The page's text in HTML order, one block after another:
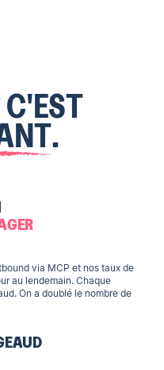
.
via MCP et nos taux de
au lendemain. Chaque
On a doublé le nombre de